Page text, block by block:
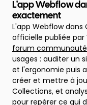
L'app Webflow
exactement
L'app Webflow dans
officielle publiée par
forum communauté
usages : auditer un
et l'ergonomie puis
créer et mettre à
Collections, et
pour repérer ce qui